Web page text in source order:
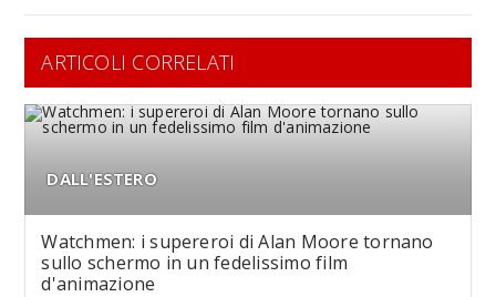
ARTICOLI CORRELATI
DALL'ESTERO
Watchmen: i supereroi di Alan Moore tornano
sullo schermo in un fedelissimo film
d'animazione